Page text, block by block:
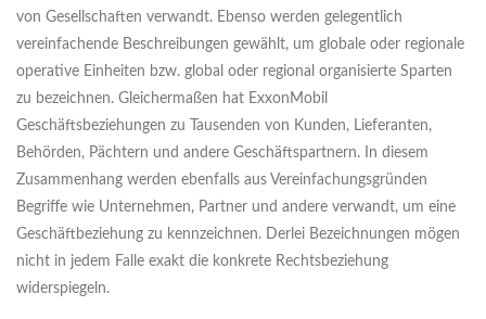
von Gesellschaften verwandt. Ebenso werden gelegentlich
vereinfachende Beschreibungen gewählt, um globale oder regionale
operative Einheiten bzw. global oder regional organisierte Sparten
zu bezeichnen. Gleichermaßen hat ExxonMobil
Geschäftsbeziehungen zu Tausenden von Kunden, Lieferanten,
Behörden, Pächtern und andere Geschäftspartnern. In diesem
Zusammenhang werden ebenfalls aus Vereinfachungsgründen
Begriffe wie Unternehmen, Partner und andere verwandt, um eine
Geschäftbeziehung zu kennzeichnen. Derlei Bezeichnungen mögen
nicht in jedem Falle exakt die konkrete Rechtsbeziehung
widerspiegeln.